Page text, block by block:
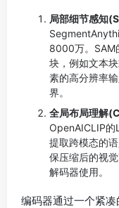
局部细节感知
8000万。SAM
块，例如文本
素的高分辨率
界。
全局布局理解
OpenAICLIP
提取跨模态的
保压缩后的视
解码器使用。
编码器通过一个紧